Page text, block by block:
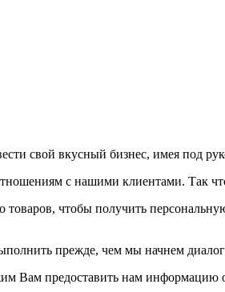
свой вкусный бизнес, имея под
с нашими клиентами. Так что
товаров, чтобы получить
прежде, чем мы начнем
Вам предоставить нам информацию